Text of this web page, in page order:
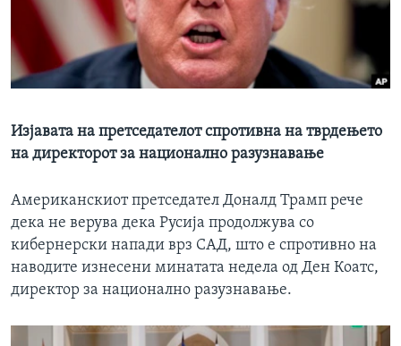
ИНТЕРВЈУА
Јазици
Изјавата на претседателот спротивна на тврдењето
на директорот за национално разузнавање
Американскиот претседател Доналд Трамп рече
дека не верува дека Русија продолжува со
кибернерски напади врз САД, што е спротивно на
наводите изнесени минатата недела од Ден Коатс,
директор за национално разузнавање.